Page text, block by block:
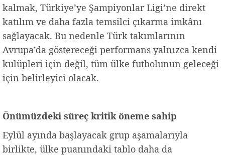
kalmak, Türkiye’ye Şampiyonlar Ligi’ne direkt
katılım ve daha fazla temsilci çıkarma imkânı
sağlayacak. Bu nedenle Türk takımlarının
Avrupa’da göstereceği performans yalnızca kendi
kulüpleri için değil, tüm ülke futbolunun geleceği
için belirleyici olacak.
Önümüzdeki süreç kritik öneme sahip
Eylül ayında başlayacak grup aşamalarıyla
birlikte, ülke puanındaki tablo daha da